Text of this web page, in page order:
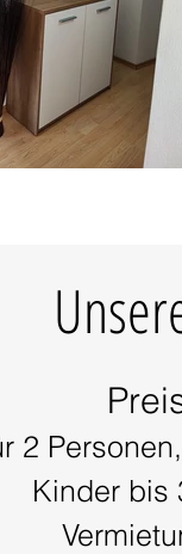
2
Kinder bis